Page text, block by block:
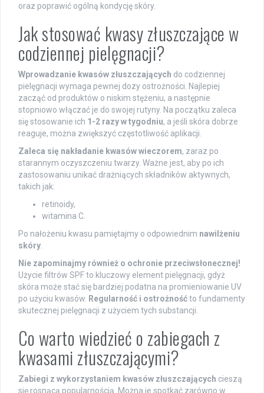
oraz poprawić ogólną kondycję skóry.
Jak stosować kwasy złuszczające w
codziennej pielęgnacji?
Wprowadzanie kwasów złuszczających do codziennej
pielęgnacji wymaga pewnej dozy ostrożności. Najlepiej
zacząć od produktów o niskim stężeniu, a następnie
stopniowo włączać je do swojej rutyny. Na początku zaleca
się stosowanie ich 1-2 razy w tygodniu, a jeśli skóra dobrze
reaguje, można zwiększyć częstotliwość aplikacji.
Zaleca się nakładanie kwasów wieczorem, zaraz po
starannym oczyszczeniu twarzy. Ważne jest, aby po ich
zastosowaniu unikać drażniących składników aktywnych,
takich jak:
retinoidy,
witamina C.
Po nałożeniu kwasu pamiętajmy o odpowiednim nawilżeniu
skóry.
Nie zapominajmy również o ochronie przeciwsłonecznej!
Użycie filtrów SPF to kluczowy element pielęgnacji, gdyż
skóra może stać się bardziej podatna na promieniowanie UV
po użyciu kwasów. Regularność i ostrożnośćto fundamenty
skutecznej pielęgnacji z użyciem tych substancji.
Co warto wiedzieć o zabiegach z
kwasami złuszczającymi?
Zabiegi z wykorzystaniem kwasów złuszczających cieszą
się rosnącą popularnością. Można je spotkać zarówno w